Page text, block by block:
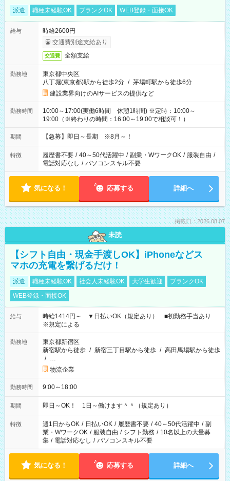
派遣 職種未経験OK ブランクOK WEB登録・面接OK
給与
時給2600円
交通費別途支給あり
交通費 全額支給
勤務地
東京都中央区
八丁堀(東京都)駅から徒歩2分 / 茅場町駅から徒歩6分
建設業界向けのAIサービスの提供など
勤務時間
10:00～17:00(実働6時間 休憩1時間) ※定時：10:00～
19:00（※終わりの時間：16:00～19:00で相談可！）
期間 【急募】即日～長期 ※8月～！
特徴 履歴書不要 / 40～50代活躍中 / 副業・WワークOK / 服装自由 /
電話対応なし / パソコンスキル不要
気になる！ 応募する 詳細へ
掲載日：2026.08.07
未読
【シフト自由・現金手渡しOK】iPhoneなどス
マホの充電を繋げるだけ！
派遣 職種未経験OK 社会人未経験OK 大学生歓迎
ブランクOK
WEB登録・面接OK
給与
時給1414円～ ▼日払いOK（規定あり） ■初勤務手当あり
※規定による
勤務地
東京都新宿区
新宿駅から徒歩 / 新宿三丁目駅から徒歩 / 高田馬場駅から徒歩
/ …
物流企業
勤務時間 9:00～18:00
期間 即日～OK！ 1日～働けます＾＾（規定あり）
特徴 週1日からOK / 日払いOK / 履歴書不要 / 40～50代活躍中 / 副
業・WワークOK / 服装自由 / シフト勤務 / 10名以上の大量募
集 / 電話対応なし / パソコンスキル不要
気になる！ 応募する 詳細へ